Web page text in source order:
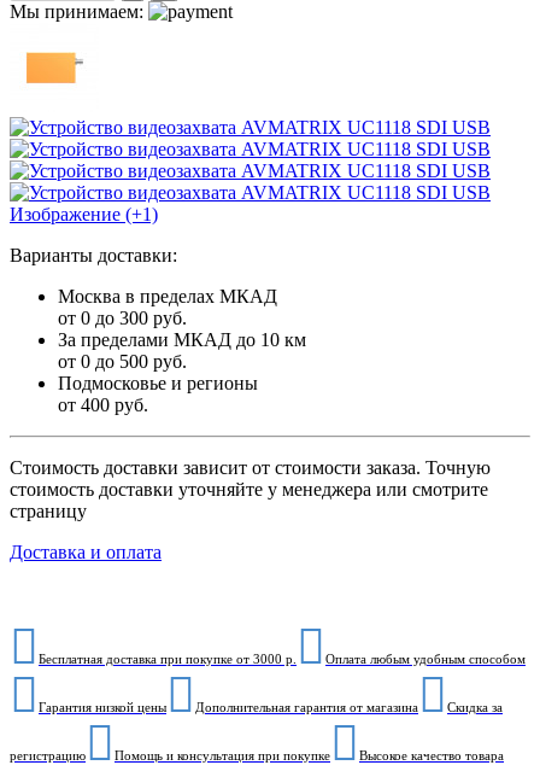
Мы принимаем:
Изображение (+1)
Варианты доставки:
Москва в пределах МКАД
от 0 до 300 руб.
За пределами МКАД до 10 км
от 0 до 500 руб.
Подмосковье и регионы
от 400 руб.
Стоимость доставки зависит от стоимости заказа. Точную
стоимость доставки уточняйте у менеджера или смотрите
страницу
Доставка и оплата
Бесплатная доставка при покупке от 3000 р. Оплата любым удобным способом
Гарантия низкой цены Дополнительная гарантия от магазина Скидка за
регистрацию Помощь и консультация при покупке Высокое качество товара